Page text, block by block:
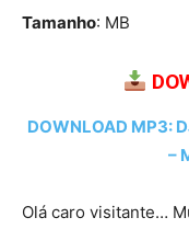
Tamanho: MB
DOWNLOAD MP3:
–
Olá caro visitante…